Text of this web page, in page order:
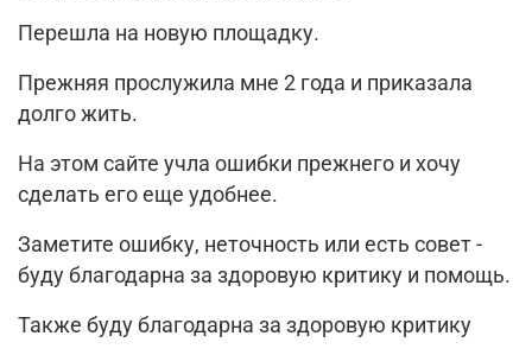
Перешла на новую площадку.
Прежняя прослужила мне 2 года и приказала
долго жить.
На этом сайте учла ошибки прежнего и хочу
сделать его еще удобнее.
Заметите ошибку, неточность или есть совет -
буду благодарна за здоровую критику и помощь.
Также буду благодарна за здоровую критику